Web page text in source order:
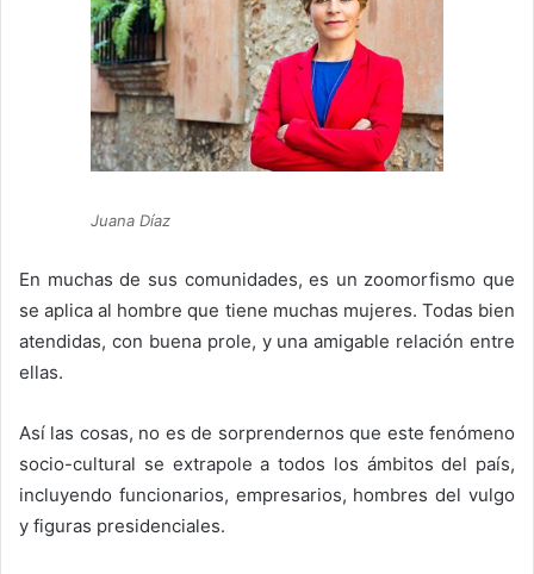
Juana Díaz
En muchas de sus comunidades, es un zoomorfismo que
se aplica al hombre que tiene muchas mujeres. Todas bien
atendidas, con buena prole, y una amigable relación entre
ellas.
Así las cosas, no es de sorprendernos que este fenómeno
socio-cultural se extrapole a todos los ámbitos del país,
incluyendo funcionarios, empresarios, hombres del vulgo
y figuras presidenciales.